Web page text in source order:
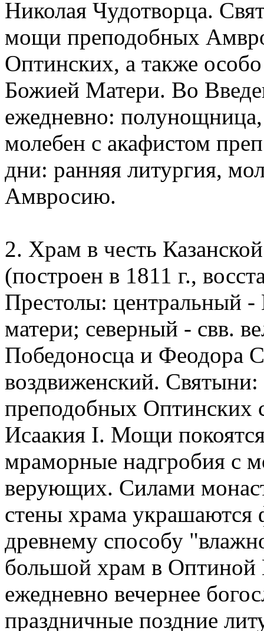
Николая Чудотворца.
мощи преподобных
Оптинских, а также
Божией Матери. Во
ежедневно:
молебен с акафистом
дни: ранняя литургия,
Амвросию.
2. Храм в честь
(построен в 1811 г.,
Престолы: центральный
матери; северный - свв.
Победоносца и Феодора
воздвиженский.
преподобных Оптинских
Исаакия I. Мощи
мраморные надгробия с
верующих. Силами
стены храма
древнему способу
большой храм в Оптиной
ежедневно вечернее
праздничные поздние